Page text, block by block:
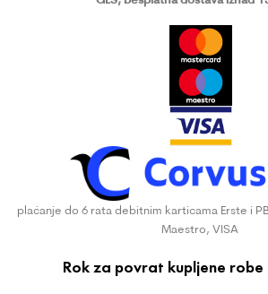
plaćanje do 6 rata debitnim karticama Erste i
Maestro, VISA
Rok za povrat kupljene robe